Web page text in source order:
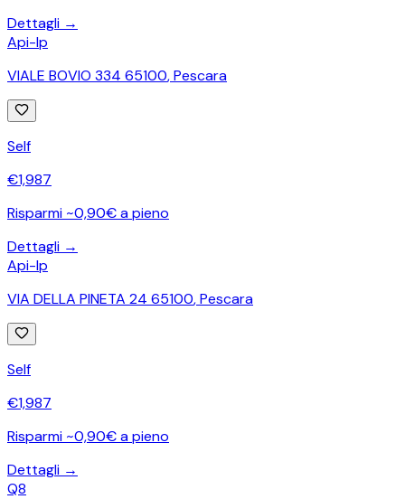
Dettagli →
Api-Ip
VIALE BOVIO 334 65100,Pescara
Self
€1,987
Risparmi ~0,90€ a pieno
Dettagli →
Api-Ip
VIA DELLA PINETA 24 65100,Pescara
Self
€1,987
Risparmi ~0,90€ a pieno
Dettagli →
Q8